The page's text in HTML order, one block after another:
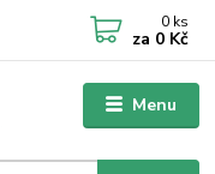
Menu
0 ks
za 0 Kč